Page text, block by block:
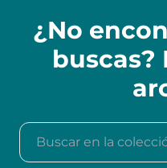
¿No
buscas?
Buscar en la colección